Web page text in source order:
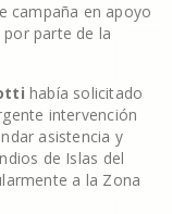
campaña en apoyo
parte de la
había solicitado
intervención
asistencia y
de Islas del
a la Zona